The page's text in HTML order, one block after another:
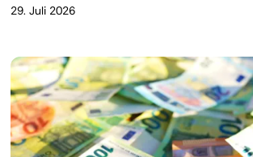
29. Juli 2026